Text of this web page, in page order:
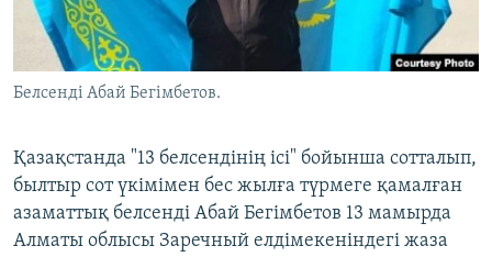
ЖАЗЫЛЫҢЫЗ
Белсенді Абай Бегімбетов.
Қазақстанда "13 белсендінің ісі" бойынша сотталып,
былтыр сот үкімімен бес жылға түрмеге қамалған
азаматтық белсенді Абай Бегімбетов 13 мамырда
Алматы облысы Заречный елдімекеніндегі жаза